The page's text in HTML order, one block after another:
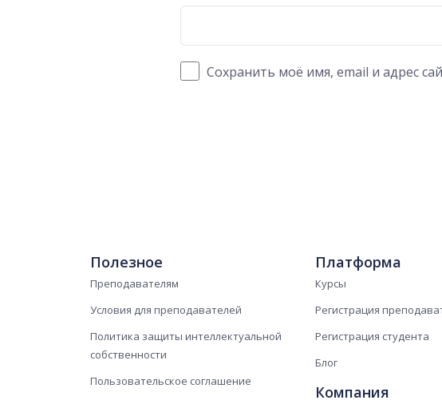
Сохранить моё имя, email и адрес
Полезное
Преподавателям
Условия для преподавателей
Политика защиты интеллектуальной
собственности
Пользовательское соглашение
Платформа
Курсы
Регистрация
Регистрация студента
Блог
Компания